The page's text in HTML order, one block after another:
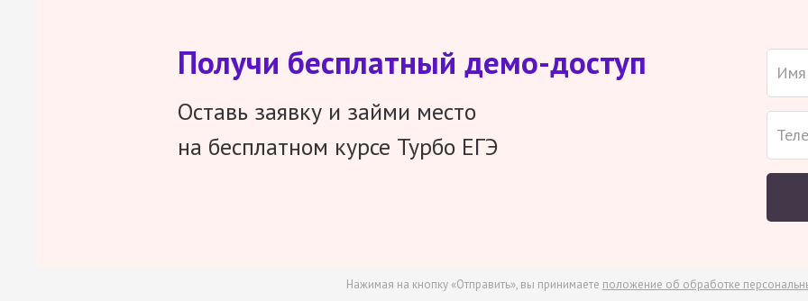
Получи бесплатный демо-доступ
Оставь заявку и займи место
на бесплатном курсе Турбо ЕГЭ
Нажимая на кнопку «Отправить», вы принимаете положение об обработке